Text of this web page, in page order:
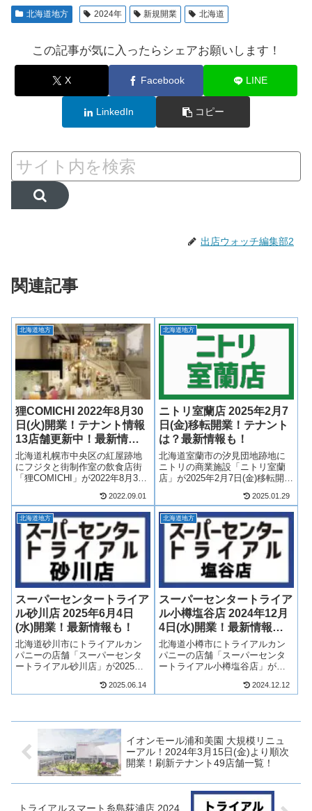
北海道地方 2024年 新規開業 北海道
この記事が気に入ったらシェアお願いします！
X Facebook LINE
LinkedIn コピー
出店ウォッチ編集部2
関連記事
北海道地方
狸COMICHI 2022年8月30
日(火)開業！テナント情報
13店舗更新中！最新情報
も！
北海道札幌市中央区の紅屋跡地
にフジタと街制作室の飲食店街
「狸COMICHI」が2022年8月30
を発信する横丁となり、18区画
が設けられます！そんな狸
COMICHIがどのような商業施設
になるのか、テナントや求...
2022.09.01
北海道地方
ニトリ室蘭店 2025年2月7
日(金)移転開業！テナント
は？最新情報も！
北海道室蘭市の汐見団地跡地に
ニトリの商業施設「ニトリ室蘭
店」が2025年2月7日(金)移転開
定でした）北海道初のニトリモ
ール計画から一転、単独店舗と
なります。そんな、ニトリのニ
トリ室蘭店についてどのような
施...
2025.01.29
北海道地方
スーパーセンタートライア
ル砂川店 2025年6月4日
(水)開業！最新情報も！
北海道砂川市にトライアルカン
パニーの店舗「スーパーセンタ
ートライアル砂川店」が2025年6
ーセンタートライアルが砂川市
す！そんな、スーパーセンター
2025.06.14
北海道地方
スーパーセンタートライア
ル小樽塩谷店 2024年12月
4日(水)開業！最新情報
も！
北海道小樽市にトライアルカン
パニーの店舗「スーパーセンタ
ートライアル小樽塩谷店」が
号の余市方面沿いに出店する店
店について、テナントや開業日
について...
2024.12.12
イオンモール浦和美園 大規模リニュ
ーアル！2024年3月15日(金)より順次
開業！刷新テナント49店舗一覧！
トライアルスマート糸島荻浦店 2024